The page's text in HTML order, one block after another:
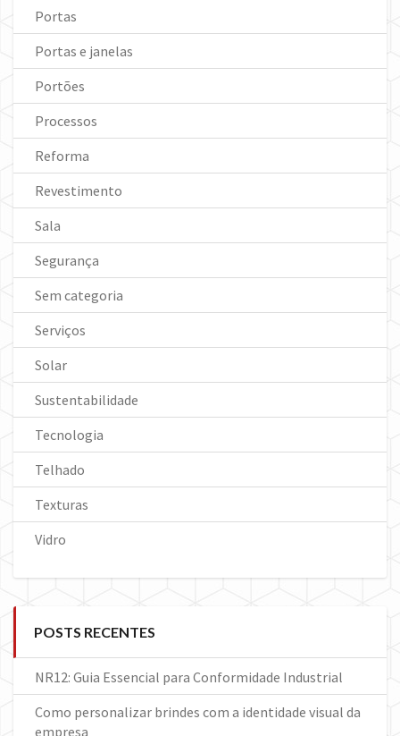
Portas
Portas e janelas
Portões
Processos
Reforma
Revestimento
Sala
Segurança
Sem categoria
Serviços
Solar
Sustentabilidade
Tecnologia
Telhado
Texturas
Vidro
POSTS RECENTES
NR12: Guia Essencial para Conformidade Industrial
Como personalizar brindes com a identidade visual da
empresa